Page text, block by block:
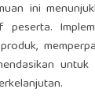
ini
peserta.